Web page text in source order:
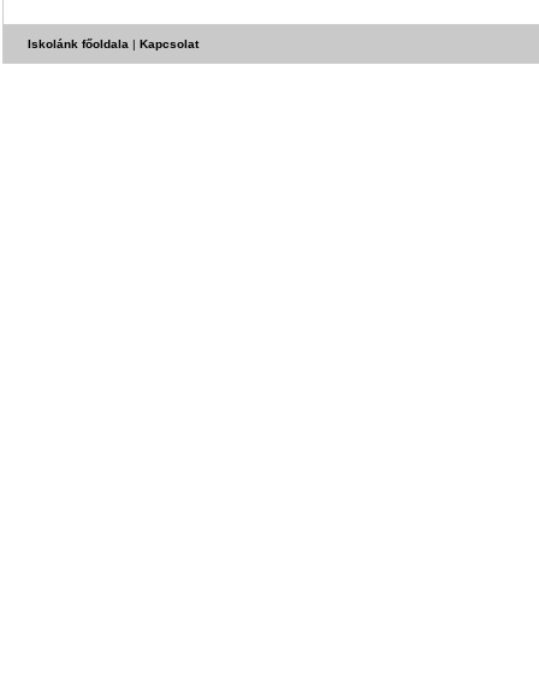
Iskolánk főoldala | Kapcsolat